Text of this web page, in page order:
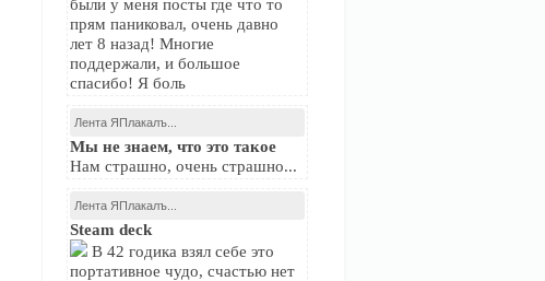
были у меня посты где что то
прям паниковал, очень давно
лет 8 назад! Многие
поддержали, и большое
спасибо! Я боль
Лента ЯПлакалъ...
Мы не знаем, что это такое
Нам страшно, очень страшно...
Лента ЯПлакалъ...
Steam deck
В 42 годика взял себе это
портативное чудо, счастью нет